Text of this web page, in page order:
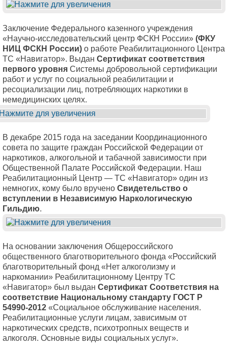
Заключение Федерального казенного учреждения
«Научно-исследовательский центр ФСКН России» (ФКУ
НИЦ ФСКН России) о работе Реабилитационного Центра
ТС «Навигатор». Выдан Сертификат соответствия
первого уровня Системы добровольной сертификации
работ и услуг по социальной реабилитации и
ресоциализации лиц, потребляющих наркотики в
немедицинских целях.
В декабре 2015 года на заседании Координационного
совета по защите граждан Российской Федерации от
наркотиков, алкогольной и табачной зависимости при
Общественной Палате Российской Федерации. Наш
Реабилитационный Центр — ТС «Навигатор» один из
немногих, кому было вручено Свидетельство о
вступлении в Независимую Наркологическую
Гильдию.
На основании заключения Общероссийского
общественного благотворительного фонда «Российский
благотворительный фонд «Нет алкоголизму и
наркомании» Реабилитационному Центру ТС
«Навигатор» был выдан Сертификат Соответствия на
соответствие Национальному стандарту ГОСТ Р
54990-2012 «Социальное обслуживание населения.
Реабилитационные услуги лицам, зависимым от
наркотических средств, психотропных веществ и
алкоголя. Основные виды социальных услуг».